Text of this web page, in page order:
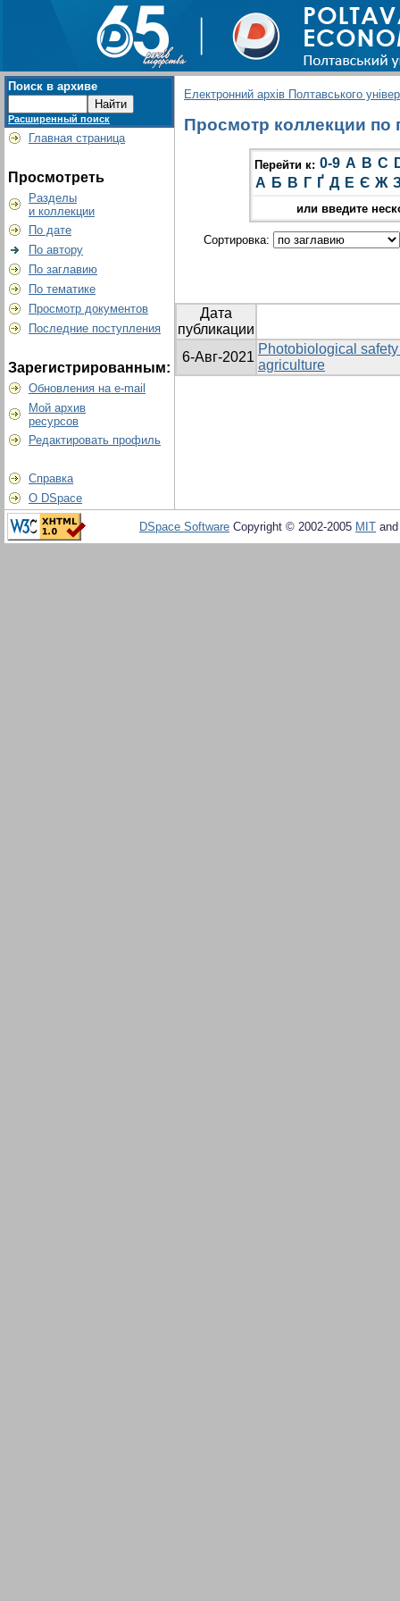
Поиск в архиве
Расширенный поиск
Главная страница
Просмотреть
Разделы
и коллекции
По дате
По автору
По заглавию
По тематике
Просмотр документов
Последние поступления
Зарегистрированным:
Обновления на e-mail
Мой архив
ресурсов
Редактировать профиль
Справка
О DSpace
Електронний архів Полтавського
Просмотр коллекции по
Перейти к: 0-9 A B C
А Б В Г Ґ Д Е Є Ж
или введите
Сортировка:
Дата
публикации
6-Авг-2021
Photobiological
agriculture
DSpace Software Copyright © 2002-2005 MIT